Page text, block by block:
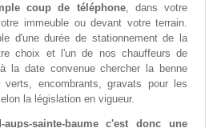
coup de téléphone, dans votre
immeuble ou devant votre terrain.
d'une durée de stationnement de la
choix et l'un de nos chauffeurs de
la date convenue chercher la benne
encombrants, gravats pour les
la législation en vigueur.
aups-sainte-baume c'est donc une